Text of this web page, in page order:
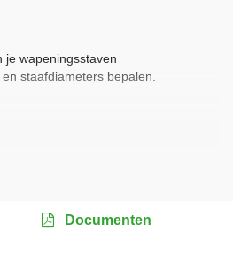
je wapeningsstaven
staafdiameters bepalen.
x 107 mm
Documenten